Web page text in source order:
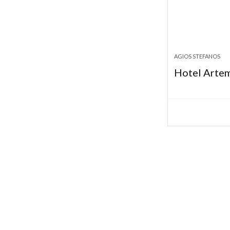
AGIOS STEFANOS
Hotel